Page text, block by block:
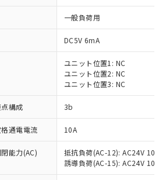
一般負荷用
DC5V 6mA
ユニット位置1: NC
ユニット位置2: NC
ユニット位置3: NC
構成 3b
格通電電流 10A
能力(AC)
抵抗負荷(AC-12): AC24V 10A/
誘導負荷(AC-15): AC24V
EU RoHS指令（10物質）の
した製品が提供可能な商品で
RoHS指令（10物質）の非含